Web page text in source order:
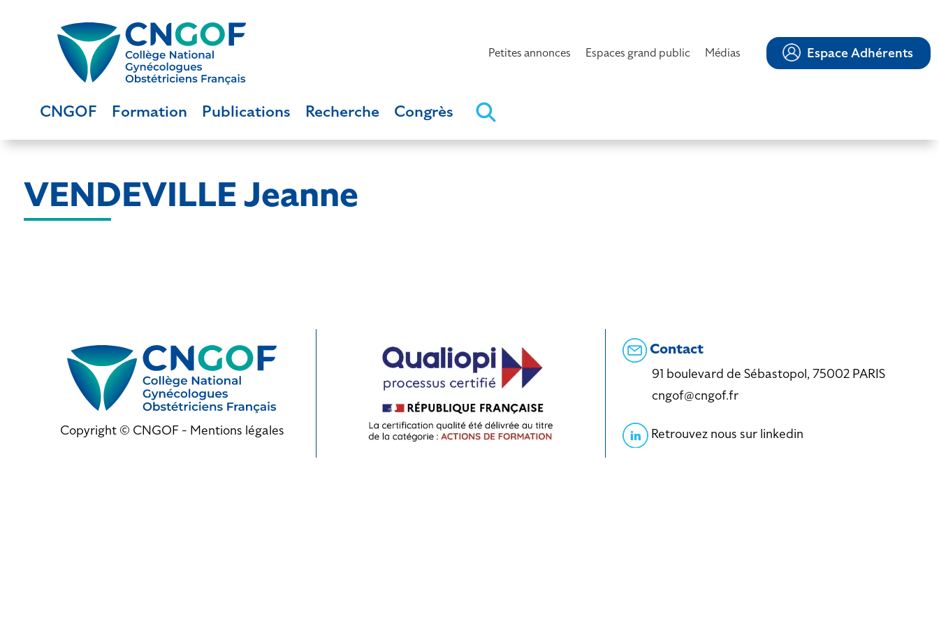
Petites annonces Espaces grand public Médias Espace Adhérents
CNGOF Formation Publications Recherche Congrès
VENDEVILLE Jeanne
Copyright © CNGOF - Mentions légales
Contact
91 boulevard de Sébastopol, 75002 PARIS
cngof@cngof.fr
Retrouvez nous sur linkedin